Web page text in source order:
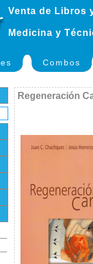
Venta de Libros
Medicina y
Combos
Regeneración